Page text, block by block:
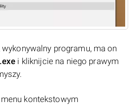
programu, ma on
.exe i kliknijcie na niego prawym
kontekstowym